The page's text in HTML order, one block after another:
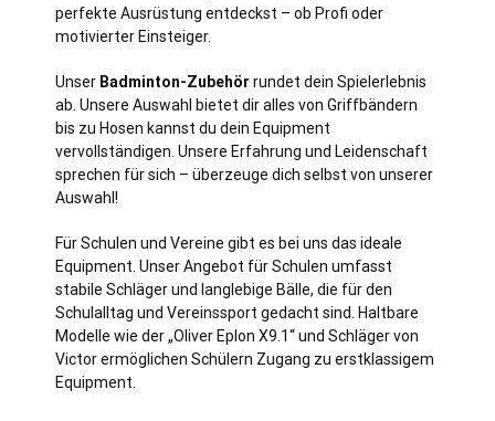
perfekte Ausrüstung entdeckst – ob Profi oder
motivierter Einsteiger.
Unser Badminton-Zubehör rundet dein Spielerlebnis
ab. Unsere Auswahl bietet dir alles von Griffbändern
bis zu Hosen kannst du dein Equipment
vervollständigen. Unsere Erfahrung und Leidenschaft
sprechen für sich – überzeuge dich selbst von unserer
Auswahl!
Für Schulen und Vereine gibt es bei uns das ideale
Equipment. Unser Angebot für Schulen umfasst
stabile Schläger und langlebige Bälle, die für den
Schulalltag und Vereinssport gedacht sind. Haltbare
Modelle wie der „Oliver Eplon X9.1“ und Schläger von
Victor ermöglichen Schülern Zugang zu erstklassigem
Equipment.